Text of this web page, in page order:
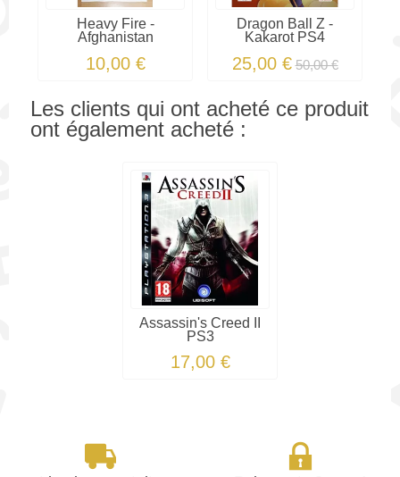
Heavy Fire -
Afghanistan
10,00 €
Dragon Ball Z -
Kakarot PS4
25,00 € 50,00 €
Les clients qui ont acheté ce produit
ont également acheté :
Assassin's Creed II
PS3
17,00 €